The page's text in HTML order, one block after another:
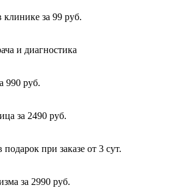
клинике за 99 руб.
и диагностика
990 руб.
за 2490 руб.
подарок при заказе от 3 сут.
за 2990 руб.